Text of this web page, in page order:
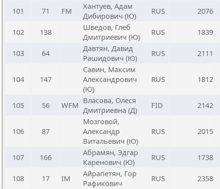
101 71 FM
Хантуев, Адам
Дибирович (Ю)
RUS 2076
102 138
Шведов, Глеб
Дмитриевич (Ю)
RUS 1839
103 64
Давтян, Давид
Рашидович (Ю)
RUS 2111
104 147
Савин, Максим
Александрович
(Ю)
RUS 1812
105 56 WFM Власова, Олеся
Дмитриевна (Д)
FID 2142
106 87
Мозговой,
Александр
Витальевич (Ю)
RUS 2015
107 166
Абрамян, Эдгар
Каренович (Ю)
RUS 1738
108 17 IM
Айрапетян, Гор
Рафикович
RUS 2358